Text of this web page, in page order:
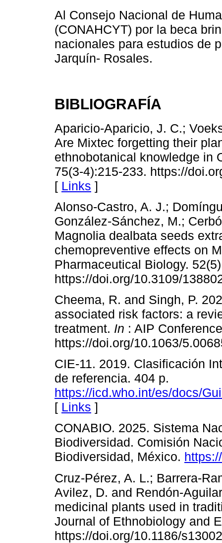
Al Consejo Nacional de
(CONAHCYT) por la beca
nacionales para estudios de
Jarquín- Rosales.
BIBLIOGRAFÍA
Aparicio-Aparicio, J. C.;
Are Mixtec forgetting their
ethnobotanical knowledge in
75(3-4):215-233. https://
[ Links ]
Alonso-Castro, A. J.;
González-Sánchez, M.;
Magnolia dealbata seeds
chemopreventive effects on
Pharmaceutical Biology.
https://doi.org/10.3109/
Cheema, R. and Singh, P.
associated risk factors: a
treatment. In : AIP
https://doi.org/10.1063/
CIE-11. 2019. Clasificación
de referencia. 404 p.
https://icd.who.int/es/docs/
[ Links ]
CONABIO. 2025. Sistema
Biodiversidad. Comisión
Biodiversidad, México.
Cruz-Pérez, A. L.; Barrera-
Avilez, D. and Rendón-
medicinal plants used in
Journal of Ethnobiology and
https://doi.org/10.1186/